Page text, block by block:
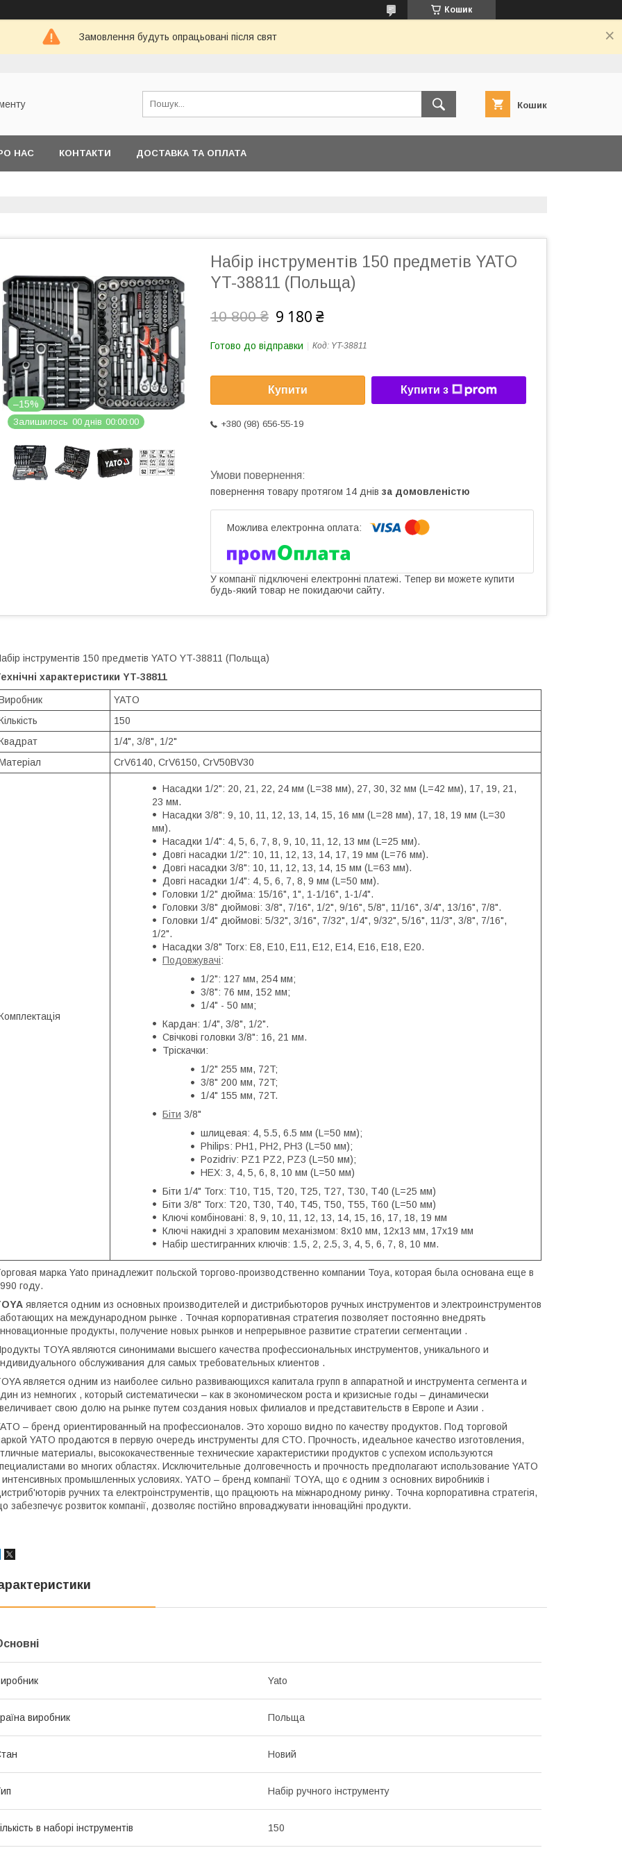
Кошик
Замовлення будуть опрацьовані після свят
Кошик
НАС КОНТАКТИ ДОСТАВКА ТА ОПЛАТА
–15%
Залишилось 00 днів 00 00 00
Набір інструментів 150 предметів YATO
YT-38811 (Польща)
10 800 ₴ 9 180 ₴
Готово до відправки Код: YT-38811
Купити Купити з
+380 (98) 656-55-19
повернення товару протягом 14 днів за домовленістю
У компанії підключені електронні платежі. Тепер ви можете купити
будь-який товар не покидаючи сайту.
інструментів 150 предметів YATO YT-38811 (Польща)
характеристики YT-38811
YATO
150
1/4", 3/8", 1/2"
CrV6140, CrV6150, CrV50BV30
Насадки 1/2": 20, 21, 22, 24 мм (L=38 мм), 27, 30, 32 мм (L=42 мм), 17, 19, 21,
23 мм.
Насадки 3/8": 9, 10, 11, 12, 13, 14, 15, 16 мм (L=28 мм), 17, 18, 19 мм (L=30
мм).
Насадки 1/4": 4, 5, 6, 7, 8, 9, 10, 11, 12, 13 мм (L=25 мм).
Довгі насадки 1/2": 10, 11, 12, 13, 14, 17, 19 мм (L=76 мм).
Довгі насадки 3/8": 10, 11, 12, 13, 14, 15 мм (L=63 мм).
Довгі насадки 1/4": 4, 5, 6, 7, 8, 9 мм (L=50 мм).
Головки 1/2" дюйма: 15/16", 1", 1-1/16", 1-1/4".
Головки 3/8" дюймові: 3/8", 7/16", 1/2", 9/16", 5/8", 11/16", 3/4", 13/16", 7/8".
Головки 1/4" дюймові: 5/32", 3/16", 7/32", 1/4", 9/32", 5/16", 11/3", 3/8", 7/16",
1/2".
Насадки 3/8" Torx: E8, E10, E11, E12, E14, E16, E18, E20.
Подовжувачі:
1/2": 127 мм, 254 мм;
3/8": 76 мм, 152 мм;
1/4" - 50 мм;
Кардан: 1/4", 3/8", 1/2".
Свічкові головки 3/8": 16, 21 мм.
Тріскачки:
1/2" 255 мм, 72T;
3/8" 200 мм, 72T;
1/4" 155 мм, 72T.
Біти 3/8"
шлицевая: 4, 5.5, 6.5 мм (L=50 мм);
Philips: PH1, PH2, PH3 (L=50 мм);
Pozidriv: PZ1 PZ2, PZ3 (L=50 мм);
HEX: 3, 4, 5, 6, 8, 10 мм (L=50 мм)
Біти 1/4" Torx: T10, T15, T20, T25, T27, T30, T40 (L=25 мм)
Біти 3/8" Torx: T20, T30, T40, T45, T50, T55, T60 (L=50 мм)
Ключі комбіновані: 8, 9, 10, 11, 12, 13, 14, 15, 16, 17, 18, 19 мм
Ключі накидні з храповим механізмом: 8x10 мм, 12x13 мм, 17x19 мм
Набір шестигранних ключів: 1.5, 2, 2.5, 3, 4, 5, 6, 7, 8, 10 мм.
марка Yato принадлежит польской торгово-производственно компании Toya, которая была основана еще в
году.
является одним из основных производителей и дистрибьюторов ручных инструментов и электроинструментов
на международном рынке . Точная корпоративная стратегия позволяет постоянно внедрять
продукты, получение новых рынков и непрерывное развитие стратегии сегментации .
TOYA являются синонимами высшего качества профессиональных инструментов, уникального и
обслуживания для самых требовательных клиентов .
является одним из наиболее сильно развивающихся капитала групп в аппаратной и инструмента сегмента и
из немногих , который систематически – как в экономическом роста и кризисные годы – динамически
свою долю на рынке путем создания новых филиалов и представительств в Европе и Азии .
– бренд ориентированный на профессионалов. Это хорошо видно по качеству продуктов. Под торговой
YATO продаются в первую очередь инструменты для СТО. Прочность, идеальное качество изготовления,
материалы, высококачественные технические характеристики продуктов с успехом используются
во многих областях. Исключительные долговечность и прочность предполагают использование YATO
интенсивных промышленных условиях. YATO – бренд компанії TOYA, що є одним з основних виробників і
ручних та електроінструментів, що працюють на міжнародному ринку. Точна корпоративна стратегія,
забезпечує розвиток компанії, дозволяє постійно впроваджувати інноваційні продукти.
Yato
виробник Польща
Новий
Набір ручного інструменту
в наборі інструментів 150